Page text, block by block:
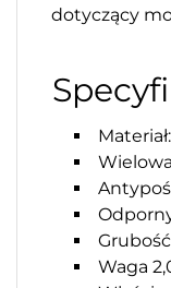
dotyczący
Waga